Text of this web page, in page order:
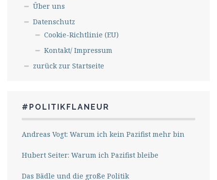
Über uns
Datenschutz
Cookie-Richtlinie (EU)
Kontakt/ Impressum
zurück zur Startseite
#POLITIKFLANEUR
Andreas Vogt: Warum ich kein Pazifist mehr bin
Hubert Seiter: Warum ich Pazifist bleibe
Das Bädle und die große Politik